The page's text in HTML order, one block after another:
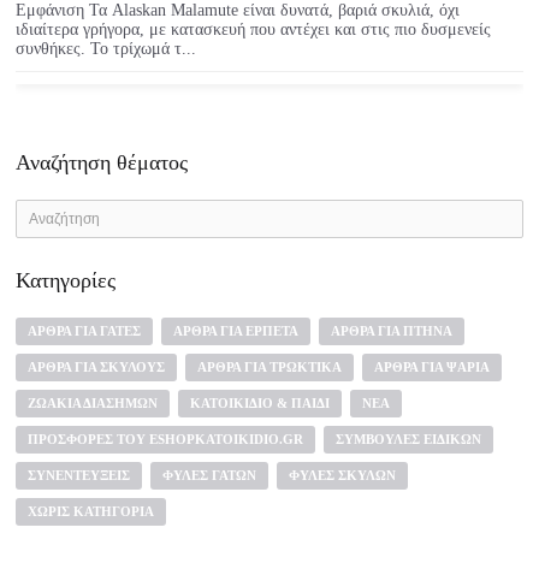
Εμφάνιση Τα Alaskan Malamute είναι δυνατά, βαριά σκυλιά, όχι
ιδιαίτερα γρήγορα, με κατασκευή που αντέχει και στις πιο δυσμενείς
συνθήκες. Το τρίχωμά τ...
Αναζήτηση θέματος
Κατηγορίες
ΆΡΘΡΑ ΓΙΑ ΓΆΤΕΣ ΆΡΘΡΑ ΓΙΑ ΕΡΠΕΤΆ ΆΡΘΡΑ ΓΙΑ ΠΤΗΝΆ
ΆΡΘΡΑ ΓΙΑ ΣΚΎΛΟΥΣ ΆΡΘΡΑ ΓΙΑ ΤΡΩΚΤΙΚΆ ΆΡΘΡΑ ΓΙΑ ΨΆΡΙΑ
ΖΩΆΚΙΑ ΔΙΑΣΉΜΩΝ ΚΑΤΟΙΚΊΔΙΟ & ΠΑΙΔΊ ΝΈΑ
ΠΡΟΣΦΟΡΈΣ ΤΟΥ ESHOPKATOIKIDIO.GR ΣΥΜΒΟΥΛΈΣ ΕΙΔΙΚΏΝ
ΣΥΝΕΝΤΕΎΞΕΙΣ ΦΥΛΈΣ ΓΑΤΏΝ ΦΥΛΈΣ ΣΚΎΛΩΝ
ΧΩΡΊΣ ΚΑΤΗΓΟΡΊΑ